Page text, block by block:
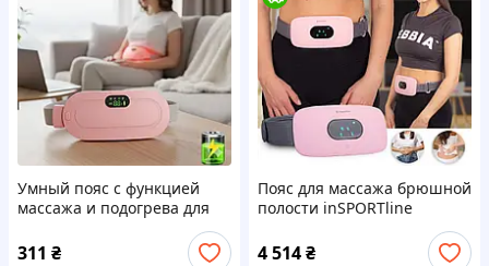
Умный пояс с функцией
массажа и подогрева для
розовый
311 ₴
Пояс для массажа брюшной
полости inSPORTline
Barryfer UDstore -store-with-
good-prices-
4 514₴